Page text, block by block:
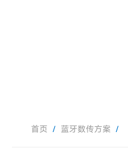
首页 / 蓝牙数传方案 /